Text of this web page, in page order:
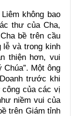
không bao
thư của Cha,
bề trên cầu
lễ và trong kinh
thiện hơn, vui
Chúa”. Một ông
trước khi
của các vị
niềm vui của
trên Giám tỉnh